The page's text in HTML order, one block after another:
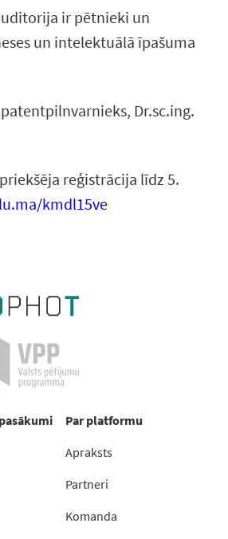
ir pētnieki un
un intelektuālā īpašuma
Dr.sc.ing.
reģistrācija līdz 5.
kmdl15ve
Par platformu
Apraksts
Partneri
Komanda